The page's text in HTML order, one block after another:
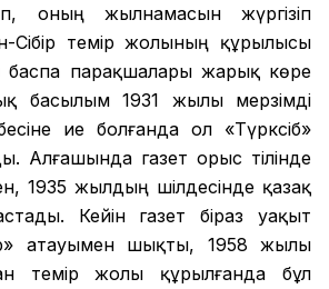
оның жылнамасын жүргізіп
Сібір темір жолының құрылысы
баспа парақшалары жарық көре
басылым 1931 жылы мерзімді
ие болғанда ол «Түрксіб»
Алғашында газет орыс тілінде
1935 жылдың шілдесінде қазақ
Кейін газет біраз уақыт
атауымен шықты, 1958 жылы
темір жолы құрылғанда бұл